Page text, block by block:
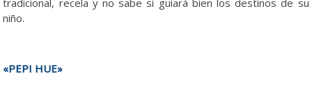
niño.
«PEPI HUE»